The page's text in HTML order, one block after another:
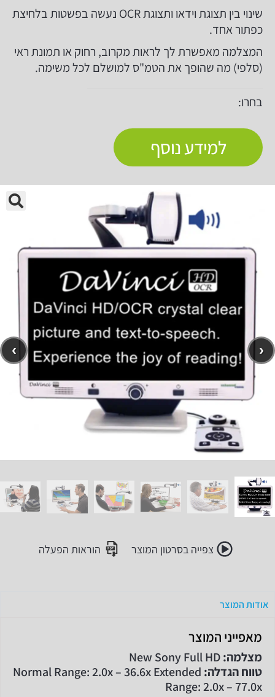
שינוי בין תצוגת וידאו ותצוגת OCR נעשה בפשטות בלחיצת
כפתור אחד.
המצלמה מאפשרת לך לראות מקרוב, רחוק או תמונת ראי
(סלפי) מה שהופך את הטמ"ס למושלם לכל משימה.
בחרו:
למידע נוסף
‹
›
צפייה בסרטון המוצר הוראות הפעלה
אודות המוצר
מאפייני המוצר
מצלמה:
טווח הגדלה: Normal Range: 2.0x – 36.6x Extended
Range: 2.0x – 77.0x